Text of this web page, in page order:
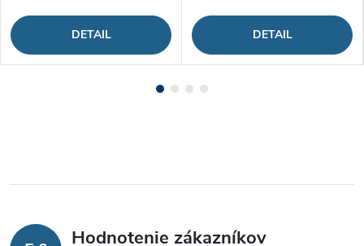
DETAIL DETAIL
Hodnotenie zákazníkov